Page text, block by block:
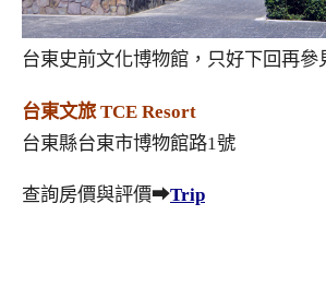
台東史前文化博物館，只好下回再參
台東文旅 TCE Resort
台東縣台東市博物館路1號
查詢房價與評價➡Trip